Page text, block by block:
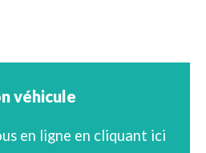
véhicule
en ligne en cliquant ici